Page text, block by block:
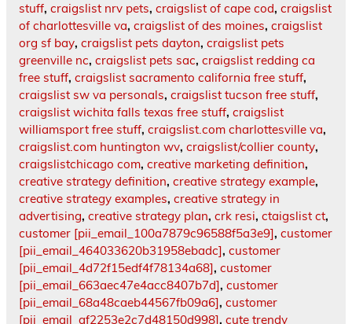
stuff, craigslist nrv pets, craigslist of cape cod, craigslist
of charlottesville va, craigslist of des moines, craigslist
org sf bay, craigslist pets dayton, craigslist pets
greenville nc, craigslist pets sac, craigslist redding ca
free stuff, craigslist sacramento california free stuff,
craigslist sw va personals, craigslist tucson free stuff,
craigslist wichita falls texas free stuff, craigslist
williamsport free stuff, craigslist.com charlottesville va,
craigslist.com huntington wv, craigslist/collier county,
craigslistchicago com, creative marketing definition,
creative strategy definition, creative strategy example,
creative strategy examples, creative strategy in
advertising, creative strategy plan, crk resi, ctaigslist ct,
customer [pii_email_100a7879c96588f5a3e9], customer
[pii_email_464033620b31958ebadc], customer
[pii_email_4d72f15edf4f78134a68], customer
[pii_email_663aec47e4acc8407b7d], customer
[pii_email_68a48caeb44567fb09a6], customer
[pii_email_af2253e2c7d48150d998], cute trendy